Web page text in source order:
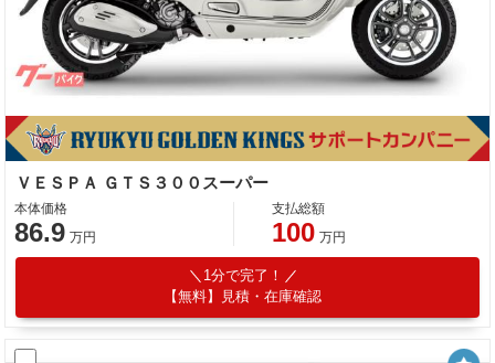
ＶＥＳＰＡ ＧＴＳ３００スーパー
本体価格
86.9 万円
支払総額
100 万円
1分で完了！
【無料】見積・在庫確認